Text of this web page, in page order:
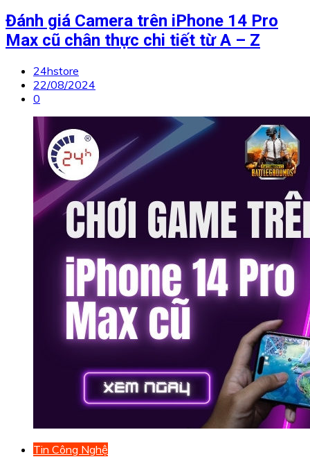
Đánh giá Camera trên iPhone 14 Pro
Max cũ chân thực chi tiết từ A – Z
24hstore
22/08/2024
0
Tin Công Nghệ